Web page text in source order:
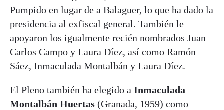
Pumpido en lugar de a Balaguer, lo que ha dado la
presidencia al exfiscal general. También le
apoyaron los igualmente recién nombrados Juan
Carlos Campo y Laura Díez, así como Ramón
Sáez, Inmaculada Montalbán y Laura Díez.
El Pleno también ha elegido a Inmaculada
Montalbán Huertas (Granada, 1959) como